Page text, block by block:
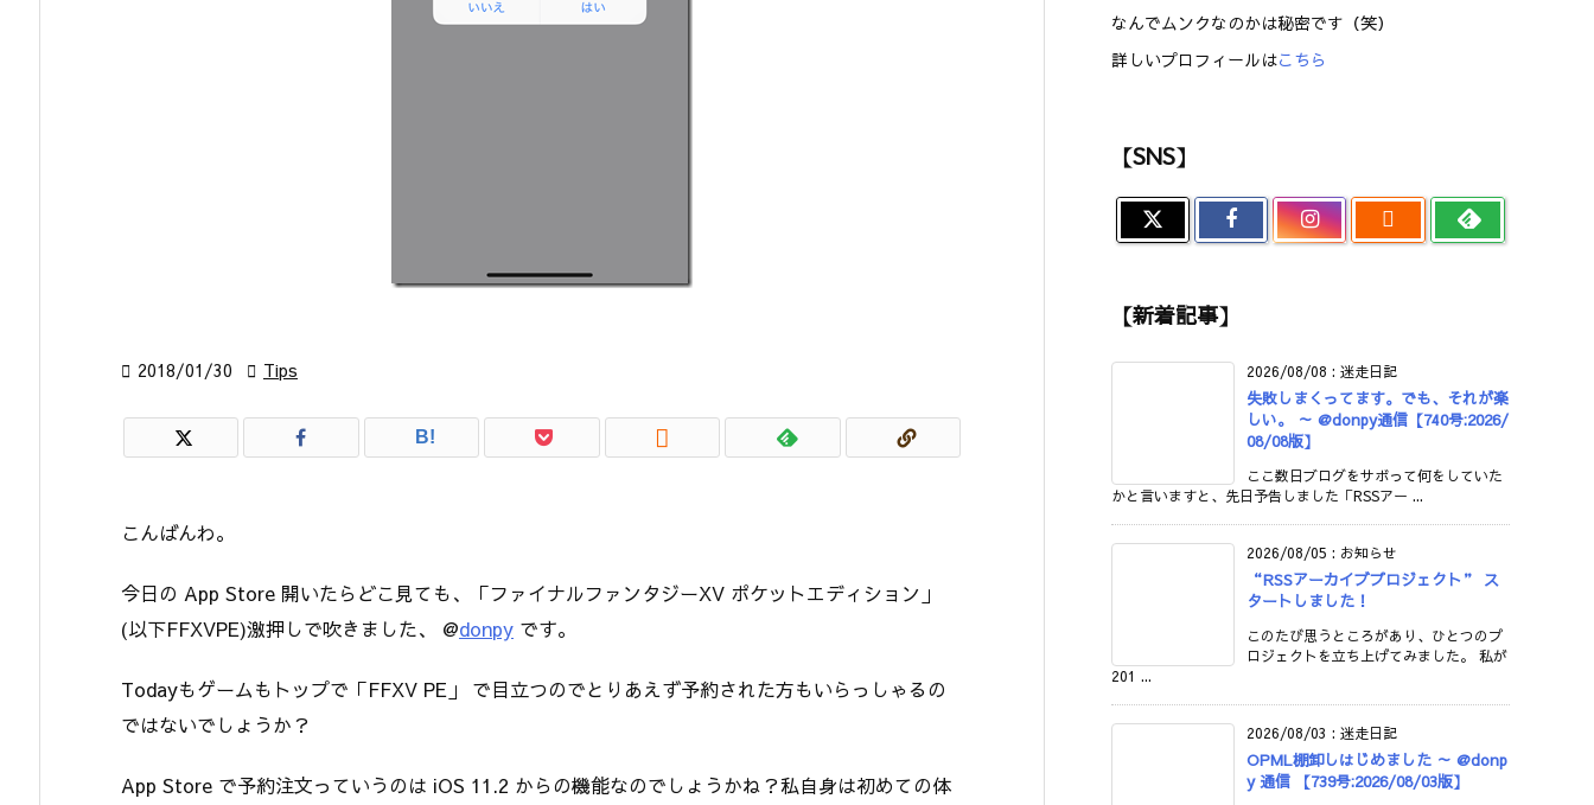
 2018/01/30  Tips
B! 
こんばんわ。
今日の App Store 開いたらどこ見ても、「ファイナルファンタジーXV ポケットエディション」
(以下FFXVPE)激押しで吹きました、 @donpy です。
Todayもゲームもトップで「FFXV PE」 で目立つのでとりあえず予約された方もいらっしゃるの
ではないでしょうか？
App Store で予約注文っていうのは iOS 11.2 からの機能なのでしょうかね？私自身は初めての体
なんでムンクなのかは秘密です（笑）
詳しいプロフィールはこちら
【SNS】

【新着記事】
2026/08/08 : 迷走日記
失敗しまくってます。でも、それが楽
しい。 ～ @donpy通信【740号:2026/
08/08版】
ここ数日ブログをサボって何をしていた
かと言いますと、先日予告しました「RSSアー ...
2026/08/05 : お知らせ
“RSSアーカイブプロジェクト” ス
タートしました！
このたび思うところがあり、ひとつのプ
ロジェクトを立ち上げてみました。 私が
201 ...
2026/08/03 : 迷走日記
OPML棚卸しはじめました ～ @donp
y 通信 【739号:2026/08/03版】